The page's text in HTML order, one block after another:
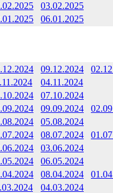
03.02.2025
06.01.2025
09.12.2024
04.11.2024
07.10.2024
09.09.2024
05.08.2024
08.07.2024
03.06.2024
06.05.2024
08.04.2024
04.03.2024